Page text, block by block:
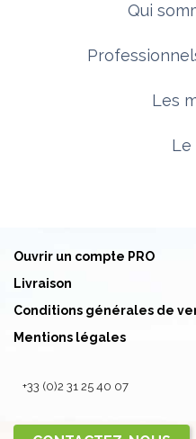
Qui
Les
Le
Ouvrir un compte PRO
Livraison
Conditions générales de
Mentions légales
+33 (0)2 31 25 40 07